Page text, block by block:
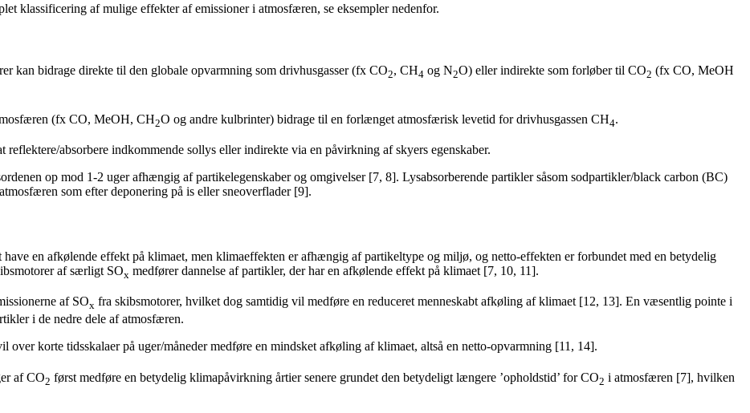
klassificering af mulige effekter af emissioner i atmosfæren, se eksempler nedenfor.
kan bidrage direkte til den globale opvarmning som drivhusgasser (fx CO2, CH4 og N2O) eller indirekte som forløber til CO2 (fx CO, MeOH
(fx CO, MeOH, CH2O og andre kulbrinter) bidrage til en forlænget atmosfærisk levetid for drivhusgassen CH4.
absorbere indkommende sollys eller indirekte via en påvirkning af skyers egenskaber.
op mod 1-2 uger afhængig af partikelegenskaber og omgivelser [7, 8]. Lysabsorberende partikler såsom sodpartikler/black carbon (BC)
som efter deponering på is eller sneoverflader [9].
en afkølende effekt på klimaet, men klimaeffekten er afhængig af partikeltype og miljø, og netto-effekten er forbundet med en betydelig
af særligt SOx medfører dannelse af partikler, der har en afkølende effekt på klimaet [7, 10, 11].
af SOx fra skibsmotorer, hvilket dog samtidig vil medføre en reduceret menneskabt afkøling af klimaet [12, 13]. En væsentlig pointe i
i de nedre dele af atmosfæren.
over korte tidsskalaer på uger/måneder medføre en mindsket afkøling af klimaet, altså en netto-opvarmning [11, 14].
af CO2 først medføre en betydelig klimapåvirkning årtier senere grundet den betydeligt længere ’opholdstid’ for CO2 i atmosfæren [7], hvilken